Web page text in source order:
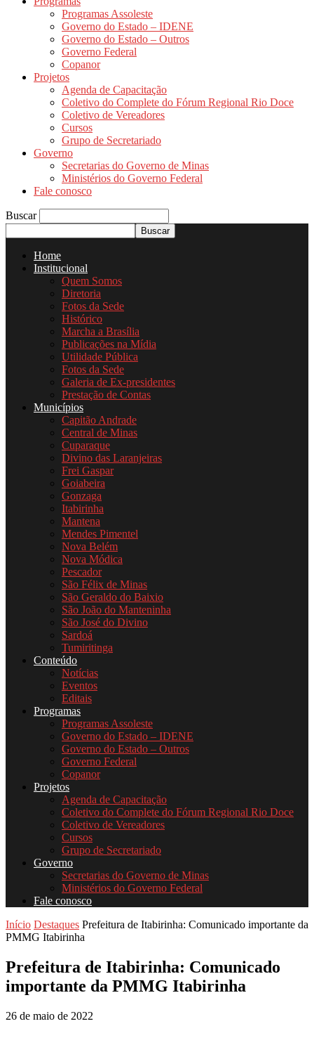
Programas Assoleste
Governo do Estado – IDENE
Governo do Estado – Outros
Governo Federal
Copanor
Projetos
Agenda de Capacitação
Coletivo do Complete do Fórum Regional Rio Doce
Coletivo de Vereadores
Cursos
Grupo de Secretariado
Governo
Secretarias do Governo de Minas
Ministérios do Governo Federal
Fale conosco
Buscar
Home
Institucional
Quem Somos
Diretoria
Fotos da Sede
Histórico
Marcha a Brasília
Publicações na Mídia
Utilidade Pública
Fotos da Sede
Galeria de Ex-presidentes
Prestação de Contas
Municípios
Capitão Andrade
Central de Minas
Cuparaque
Divino das Laranjeiras
Frei Gaspar
Goiabeira
Gonzaga
Itabirinha
Mantena
Mendes Pimentel
Nova Belém
Nova Módica
Pescador
São Félix de Minas
São Geraldo do Baixio
São João do Manteninha
São José do Divino
Sardoá
Tumiritinga
Conteúdo
Notícias
Eventos
Editais
Programas
Programas Assoleste
Governo do Estado – IDENE
Governo do Estado – Outros
Governo Federal
Copanor
Projetos
Agenda de Capacitação
Coletivo do Complete do Fórum Regional Rio Doce
Coletivo de Vereadores
Cursos
Grupo de Secretariado
Governo
Secretarias do Governo de Minas
Ministérios do Governo Federal
Fale conosco
Início Destaques Prefeitura de Itabirinha: Comunicado importante da
PMMG Itabirinha
Prefeitura de Itabirinha: Comunicado
importante da PMMG Itabirinha
26 de maio de 2022